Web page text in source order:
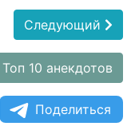
Следующий
Топ 10 анекдотов
Поделиться